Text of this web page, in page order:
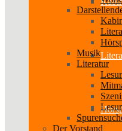
Musik
Literatur
Der Vorstand